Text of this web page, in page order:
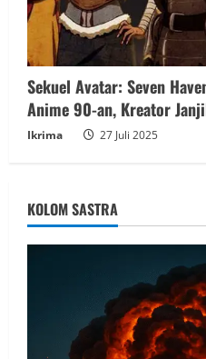
Sekuel Avatar: Seven
Anime 90-an, Kreator
Ikrima 27 Juli 2025
KOLOM SASTRA